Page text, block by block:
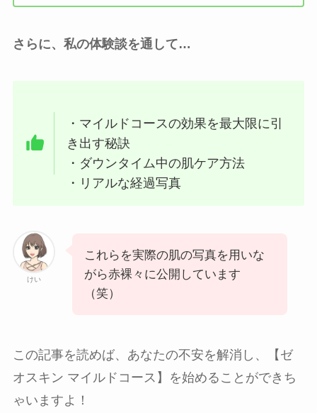
さらに、私の体験談を通して…
・マイルドコースの効果を最大限に引
き出す秘訣
・ダウンタイム中の肌ケア方法
・リアルな経過写真
けい
これらを実際の肌の写真を用いな
がら赤裸々に公開しています
（笑）
この記事を読めば、あなたの不安を解消し、【ゼ
オスキン マイルドコース】を始めることができち
ゃいますよ！